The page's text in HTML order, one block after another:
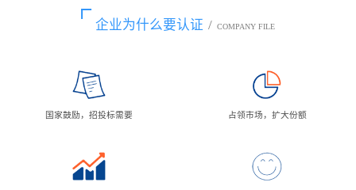
企业为什么要认证 / COMPANY FILE
国家鼓励，招投标需要 占领市场，扩大份额